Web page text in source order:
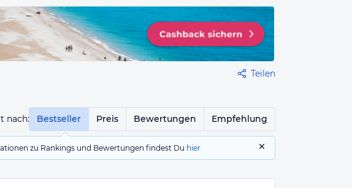
Teilen
nach: Bestseller Preis Bewertungen Empfehlung
zu Rankings und Bewertungen findest Du hier